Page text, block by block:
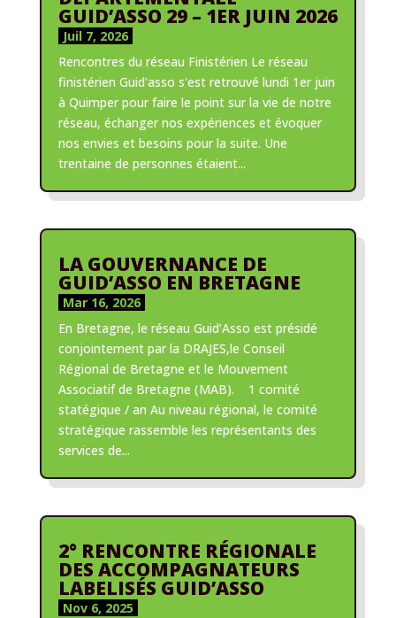
GUID’ASSO 29 – 1ER JUIN 2026
Juil 7, 2026
Rencontres du réseau Finistérien Le réseau
finistérien Guid'asso s'est retrouvé lundi 1er juin
à Quimper pour faire le point sur la vie de notre
réseau, échanger nos expériences et évoquer
nos envies et besoins pour la suite. Une
trentaine de personnes étaient...
LA GOUVERNANCE DE
GUID’ASSO EN BRETAGNE
Mar 16, 2026
En Bretagne, le réseau Guid’Asso est présidé
conjointement par la DRAJES,le Conseil
Régional de Bretagne et le Mouvement
Associatif de Bretagne (MAB). 1 comité
statégique / an Au niveau régional, le comité
stratégique rassemble les représentants des
services de...
2° RENCONTRE RÉGIONALE
DES ACCOMPAGNATEURS
LABELISÉS GUID’ASSO
Nov 6, 2025